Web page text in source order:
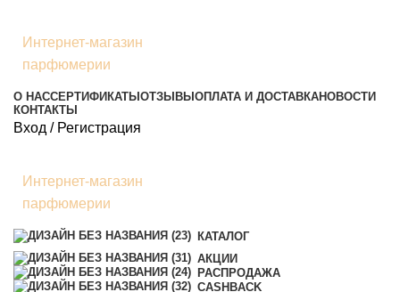
Интернет-магазин
парфюмерии
О НАССЕРТИФИКАТЫ ОТЗЫВЫ ОПЛАТА И ДОСТАВКАНОВОСТИ
КОНТАКТЫ
Вход / Регистрация
Интернет-магазин
парфюмерии
КАТАЛОГ
АКЦИИ
РАСПРОДАЖА
CASHBACK